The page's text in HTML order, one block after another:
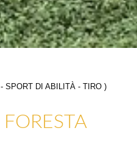
SPORT DI ABILITÀ - TIRO )